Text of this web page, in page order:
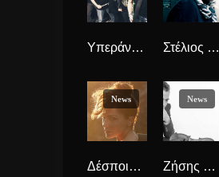
Υπεράνω Υποψίας, ο “Ιός” Νέο Τραγούδι, σε rock αποχρώσεις. Στέλιος Ρόκκος “Δεν Φοβήθηκα” νέο Τραγούδι, και VideoClip.
News
Δέσποινας Βανδή “Ένα Τσιγάρο Διαδρομή” το νέο Τραγούδι και videoClip!
News
Ζήσης Κασιάρας, έφυγε στα 53 του, ο μεγάλος μουσικός και Βιολιστής